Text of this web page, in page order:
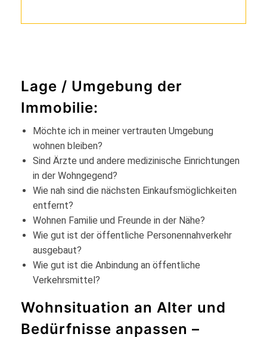
Lage / Umgebung der
Immobilie:
Möchte ich in meiner vertrauten Umgebung
wohnen bleiben?
Sind Ärzte und andere medizinische Einrichtungen
in der Wohngegend?
Wie nah sind die nächsten Einkaufsmöglichkeiten
entfernt?
Wohnen Familie und Freunde in der Nähe?
Wie gut ist der öffentliche Personennahverkehr
ausgebaut?
Wie gut ist die Anbindung an öffentliche
Verkehrsmittel?
Wohnsituation an Alter und
Bedürfnisse anpassen –